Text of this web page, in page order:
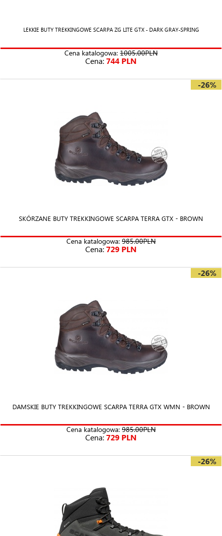
LEKKIE BUTY TREKKINGOWE SCARPA ZG LITE GTX - DARK GRAY-SPRING
Cena katalogowa: 1005.00PLN
Cena:744 PLN
-26%
SKÓRZANE BUTY TREKKINGOWE SCARPA TERRA GTX - BROWN
Cena katalogowa: 985.00PLN
Cena:729 PLN
-26%
DAMSKIE BUTY TREKKINGOWE SCARPA TERRA GTX WMN - BROWN
Cena katalogowa: 985.00PLN
Cena:729 PLN
-26%